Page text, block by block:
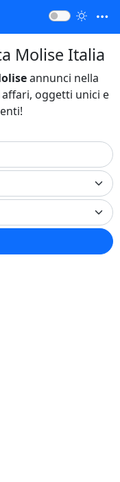
Molise Italia
annunci nella
oggetti unici e